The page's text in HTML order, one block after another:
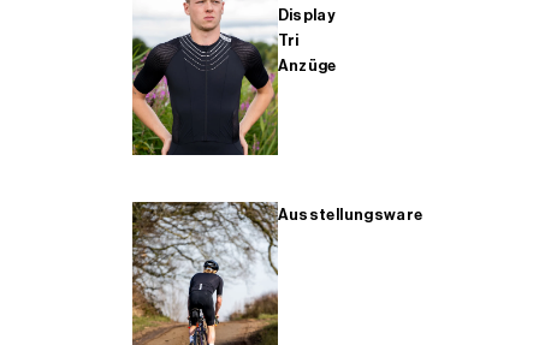
Display
Tri
Anzüge
Ausstellungsware